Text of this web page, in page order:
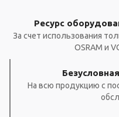
Ресурс
За счет использования
OSRAM и
На всю продукцию с